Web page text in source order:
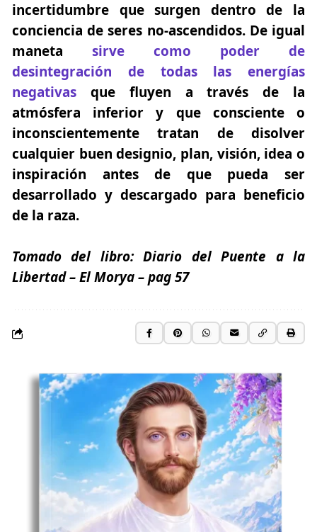
incertidumbre que surgen dentro de la
conciencia de seres no-ascendidos. De igual
maneta sirve como poder de
desintegración de todas las energías
negativas
que fluyen a través de la
atmósfera inferior y que consciente o
inconscientemente tratan de disolver
cualquier buen designio, plan, visión, idea o
inspiración antes de que pueda ser
desarrollado y descargado para beneficio
de la raza.
Tomado del libro:Diario del Puente a la
Libertad– El Morya– pag 57